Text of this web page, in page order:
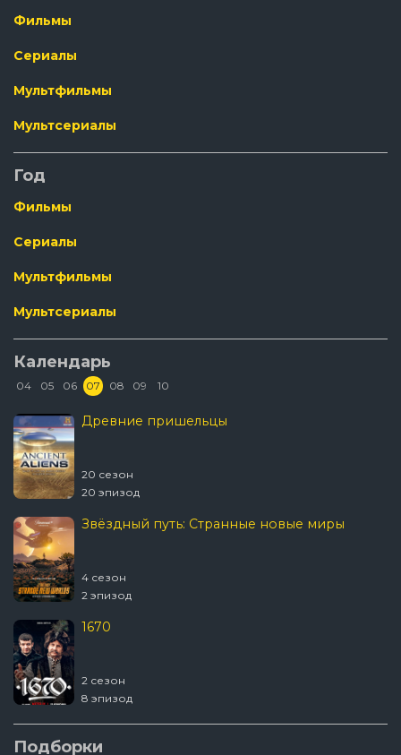
Фильмы
Сериалы
Мультфильмы
Мультсериалы
Год
Фильмы
Сериалы
Мультфильмы
Мультсериалы
Календарь
04 05 06 07 08 09 10
Древние пришельцы
20 сезон
20 эпизод
Звёздный путь: Странные новые миры
4 сезон
2 эпизод
1670
2 сезон
8 эпизод
Подборки